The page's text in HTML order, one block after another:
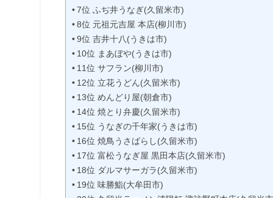
7位 ふぢ井うなぎ(久留米市)
8位 元祖元吉屋 本店(柳川市)
9位 吉井十八(うきは市)
10位 まあぼや(うきは市)
11位 サフラン(柳川市)
12位 立花うどん(久留米市)
13位 めんどり屋(朝倉市)
14位 焼とり弁慶(久留米市)
15位 うなぎの千年家(うきは市)
16位 焼鳥うさばらし(久留米市)
17位 富松うなぎ屋 黒田本店(久留米市)
18位 ダルマサーガラ(久留米市)
19位 味勝鮨(大牟田市)